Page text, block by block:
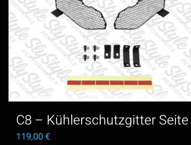
C8 – Kühlerschutzgitter Seite
119,00€